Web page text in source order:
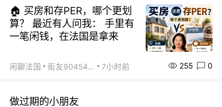
🏠 买房和存PER，哪个更划
算？ 最近有人问我： 手里有
一笔闲钱，在法国是拿来
闲聊法国 街友90454511 7小时前 255 0
做过期的小朋友